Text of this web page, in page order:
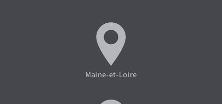
Maine-et-Loire